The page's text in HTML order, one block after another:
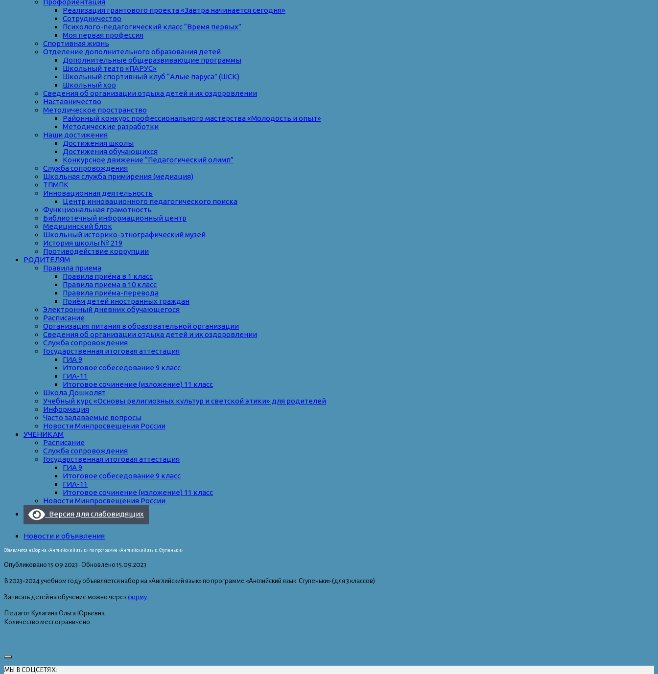
Профориентация
Реализация грантового проекта «Завтра начинается сегодня»
Сотрудничество
Психолого-педагогический класс “Время первых”
Моя первая профессия
Спортивная жизнь
Отделение дополнительного образования детей
Дополнительные общеразвивающие программы
Школьный театр «ПАРУС»
Школьный спортивный клуб “Алые паруса” (ШСК)
Школьный хор
Сведения об организации отдыха детей и их оздоровлении
Наставничество
Методическое пространство
Районный конкурс профессионального мастерства «Молодость и опыт»
Методические разработки
Наши достижения
Достижения школы
Достижения обучающихся
Конкурсное движение “Педагогический олимп”
Служба сопровождения
Школьная служба примирения (медиация)
ТПМПК
Инновационная деятельность
Центр инновационного педагогического поиска
Функциональная грамотность
Библиотечный информационный центр
Медицинский блок
Школьный историко-этнографический музей
История школы № 219
Противодействие коррупции
РОДИТЕЛЯМ
Правила приема
Правила приёма в 1 класс
Правила приёма в 10 класс
Правила приёма-перевода
Приём детей иностранных граждан
Электронный дневник обучающегося
Расписание
Организация питания в образовательной организации
Сведения об организации отдыха детей и их оздоровлении
Служба сопровождения
Государственная итоговая аттестация
ГИА 9
Итоговое собеседование 9 класс
ГИА-11
Итоговое сочинение (изложение) 11 класс
Школа Дошколят
Учебный курс «Основы религиозных культур и светской этики» для родителей
Информация
Часто задаваемые вопросы
Новости Минпросвещения России
УЧЕНИКАМ
Расписание
Служба сопровождения
Государственная итоговая аттестация
ГИА 9
Итоговое собеседование 9 класс
ГИА-11
Итоговое сочинение (изложение) 11 класс
Новости Минпросвещения России
Версия для слабовидящих
Новости и объявления
Объявляется набор на «Английский язык» по программе «Английский язык. Ступеньки»
Опубликовано 15.09.2023 · Обновлено 15.09.2023
В 2023-2024 учебном году объявляется набор на «Английский язык» по программе «Английский язык. Ступеньки» (для 3 классов)
Записать детей на обучение можно через форму.
Педагог Кулагина Ольга Юрьевна.
Количество мест ограничено.
МЫ В СОЦСЕТЯХ: